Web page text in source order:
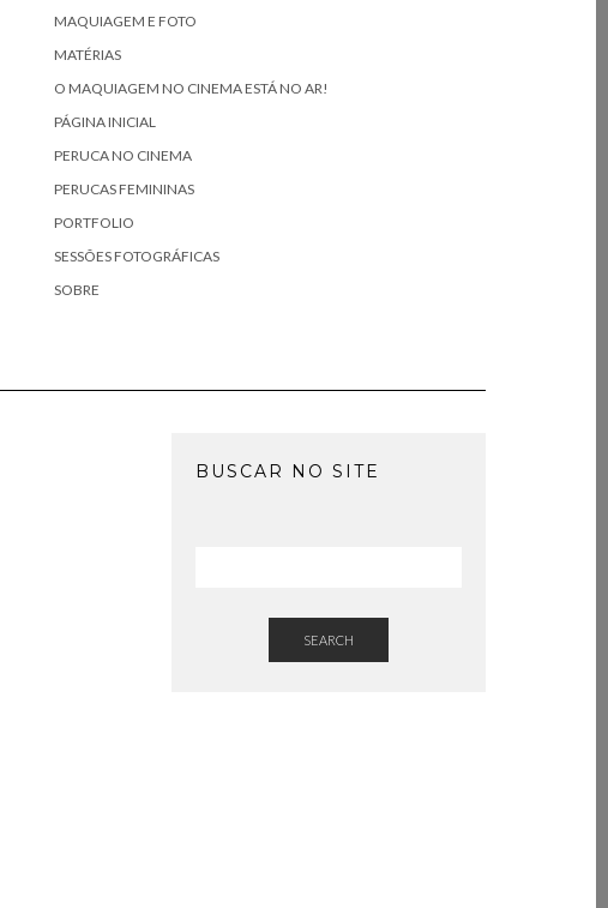
MAQUIAGEM E FOTO
MATÉRIAS
O MAQUIAGEM NO CINEMA ESTÁ NO AR!
PÁGINA INICIAL
PERUCA NO CINEMA
PERUCAS FEMININAS
PORTFOLIO
SESSÕES FOTOGRÁFICAS
SOBRE
BUSCAR NO SITE
SEARCH